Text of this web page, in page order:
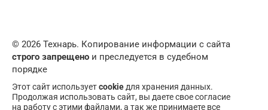
© 2026 Технарь. Копирование информации с сайта
строго запрещено и преследуется в судебном
порядке
Этот сайт используетcookie для хранения данных.
Продолжая использовать сайт, вы даете свое согласие
на работу с этими файлами, а так же принимаете все